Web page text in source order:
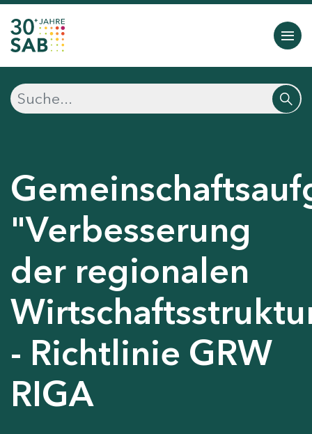
"Verbesserung
der regionalen
- Richtlinie GRW
RIGA